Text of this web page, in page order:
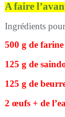
A faire
Ingrédients
500 g de
125 g de
125 g de
2 œufs + de